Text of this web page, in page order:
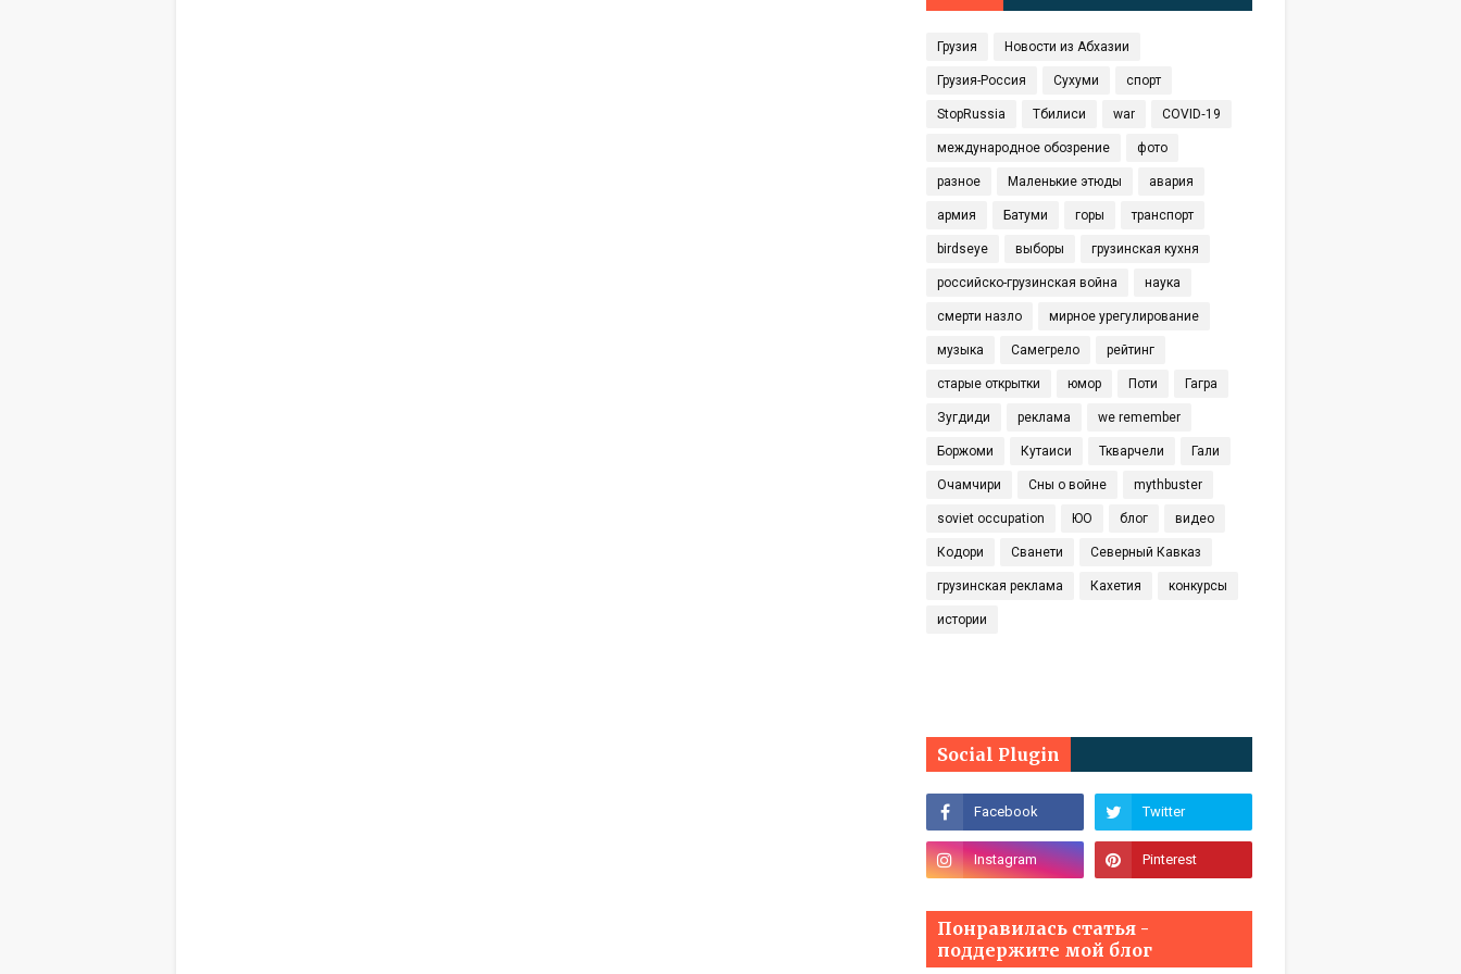
Грузия Новости из Абхазии
Грузия-Россия Сухуми спорт
StopRussia Тбилиси war COVID‑19
международное обозрение фото
разное Маленькие этюды авария
армия Батуми горы транспорт
birdseye выборы грузинская кухня
российско-грузинская война наука
смерти назло мирное урегулирование
музыка Самегрело рейтинг
старые открытки юмор Поти Гагра
Зугдиди реклама we remember
Боржоми Кутаиси Ткварчели Гали
Очамчири Сны о войне mythbuster
soviet occupation ЮО блог видео
Кодори Сванети Северный Кавказ
грузинская реклама Кахетия конкурсы
истории
Social Plugin
Понравилась статья -
поддержите мой блог